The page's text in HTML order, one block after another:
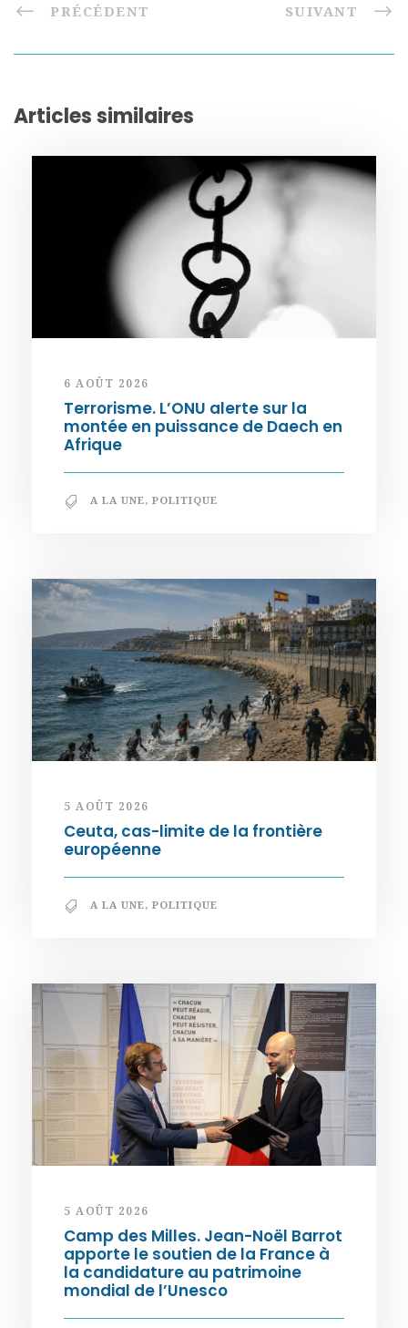
PRÉCÉDENT SUIVANT
Articles similaires
6 AOÛT 2026
Terrorisme. L’ONU alerte sur la
montée en puissance de Daech en
Afrique
A LA UNE, POLITIQUE
5 AOÛT 2026
Ceuta, cas-limite de la frontière
européenne
A LA UNE, POLITIQUE
5 AOÛT 2026
Camp des Milles. Jean-Noël Barrot
apporte le soutien de la France à
la candidature au patrimoine
mondial de l’Unesco